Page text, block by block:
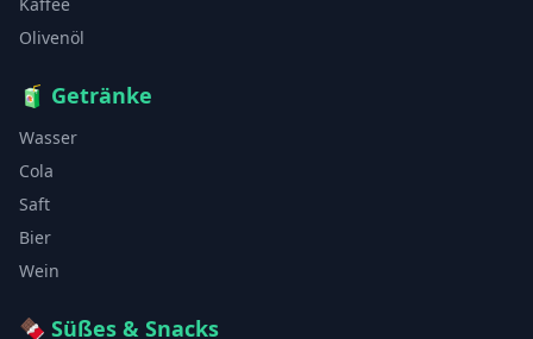
Olivenöl
🧃 Getränke
Wasser
Cola
Saft
Bier
Wein
🍫 Süßes & Snacks